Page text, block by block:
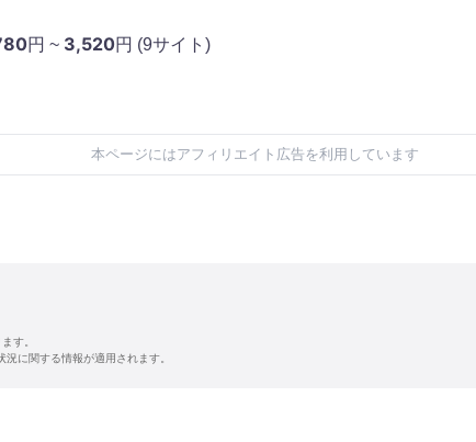
円 ~ 3,520円 (9サイト)
本ページにはアフィリエイト広告を利用しています
す。
に関する情報が適用されます。